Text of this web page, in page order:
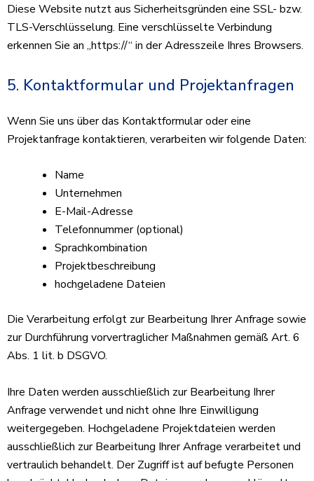
Diese Website nutzt aus Sicherheitsgründen eine SSL- bzw.
TLS-Verschlüsselung. Eine verschlüsselte Verbindung
erkennen Sie an „https://“ in der Adresszeile Ihres Browsers.
5. Kontaktformular und Projektanfragen
Wenn Sie uns über das Kontaktformular oder eine
Projektanfrage kontaktieren, verarbeiten wir folgende Daten:
Name
Unternehmen
E-Mail-Adresse
Telefonnummer (optional)
Sprachkombination
Projektbeschreibung
hochgeladene Dateien
Die Verarbeitung erfolgt zur Bearbeitung Ihrer Anfrage sowie
zur Durchführung vorvertraglicher Maßnahmen gemäß Art. 6
Abs. 1 lit. b DSGVO.
Ihre Daten werden ausschließlich zur Bearbeitung Ihrer
Anfrage verwendet und nicht ohne Ihre Einwilligung
weitergegeben. Hochgeladene Projektdateien werden
ausschließlich zur Bearbeitung Ihrer Anfrage verarbeitet und
vertraulich behandelt. Der Zugriff ist auf befugte Personen